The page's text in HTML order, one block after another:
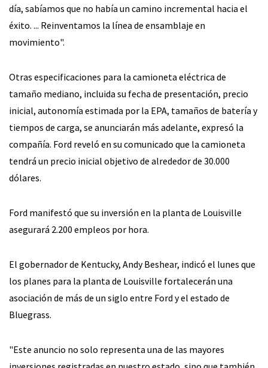
día, sabíamos que no había un camino incremental hacia el
éxito. ... Reinventamos la línea de ensamblaje en
movimiento".
Otras especificaciones para la camioneta eléctrica de
tamaño mediano, incluida su fecha de presentación, precio
inicial, autonomía estimada por la EPA, tamaños de batería y
tiempos de carga, se anunciarán más adelante, expresó la
compañía. Ford reveló en su comunicado que la camioneta
tendrá un precio inicial objetivo de alrededor de 30.000
dólares.
Ford manifestó que su inversión en la planta de Louisville
asegurará 2.200 empleos por hora.
El gobernador de Kentucky, Andy Beshear, indicó el lunes que
los planes para la planta de Louisville fortalecerán una
asociación de más de un siglo entre Ford y el estado de
Bluegrass.
"Este anuncio no solo representa una de las mayores